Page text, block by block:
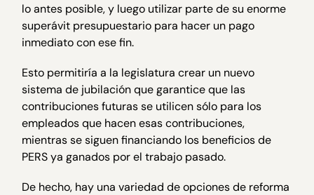
lo antes posible, y luego utilizar parte de su enorme
superávit presupuestario para hacer un pago
inmediato con ese fin.
Esto permitiría a la legislatura crear un nuevo
sistema de jubilación que garantice que las
contribuciones futuras se utilicen sólo para los
empleados que hacen esas contribuciones,
mientras se siguen financiando los beneficios de
PERS ya ganados por el trabajo pasado.
De hecho, hay una variedad de opciones de reforma